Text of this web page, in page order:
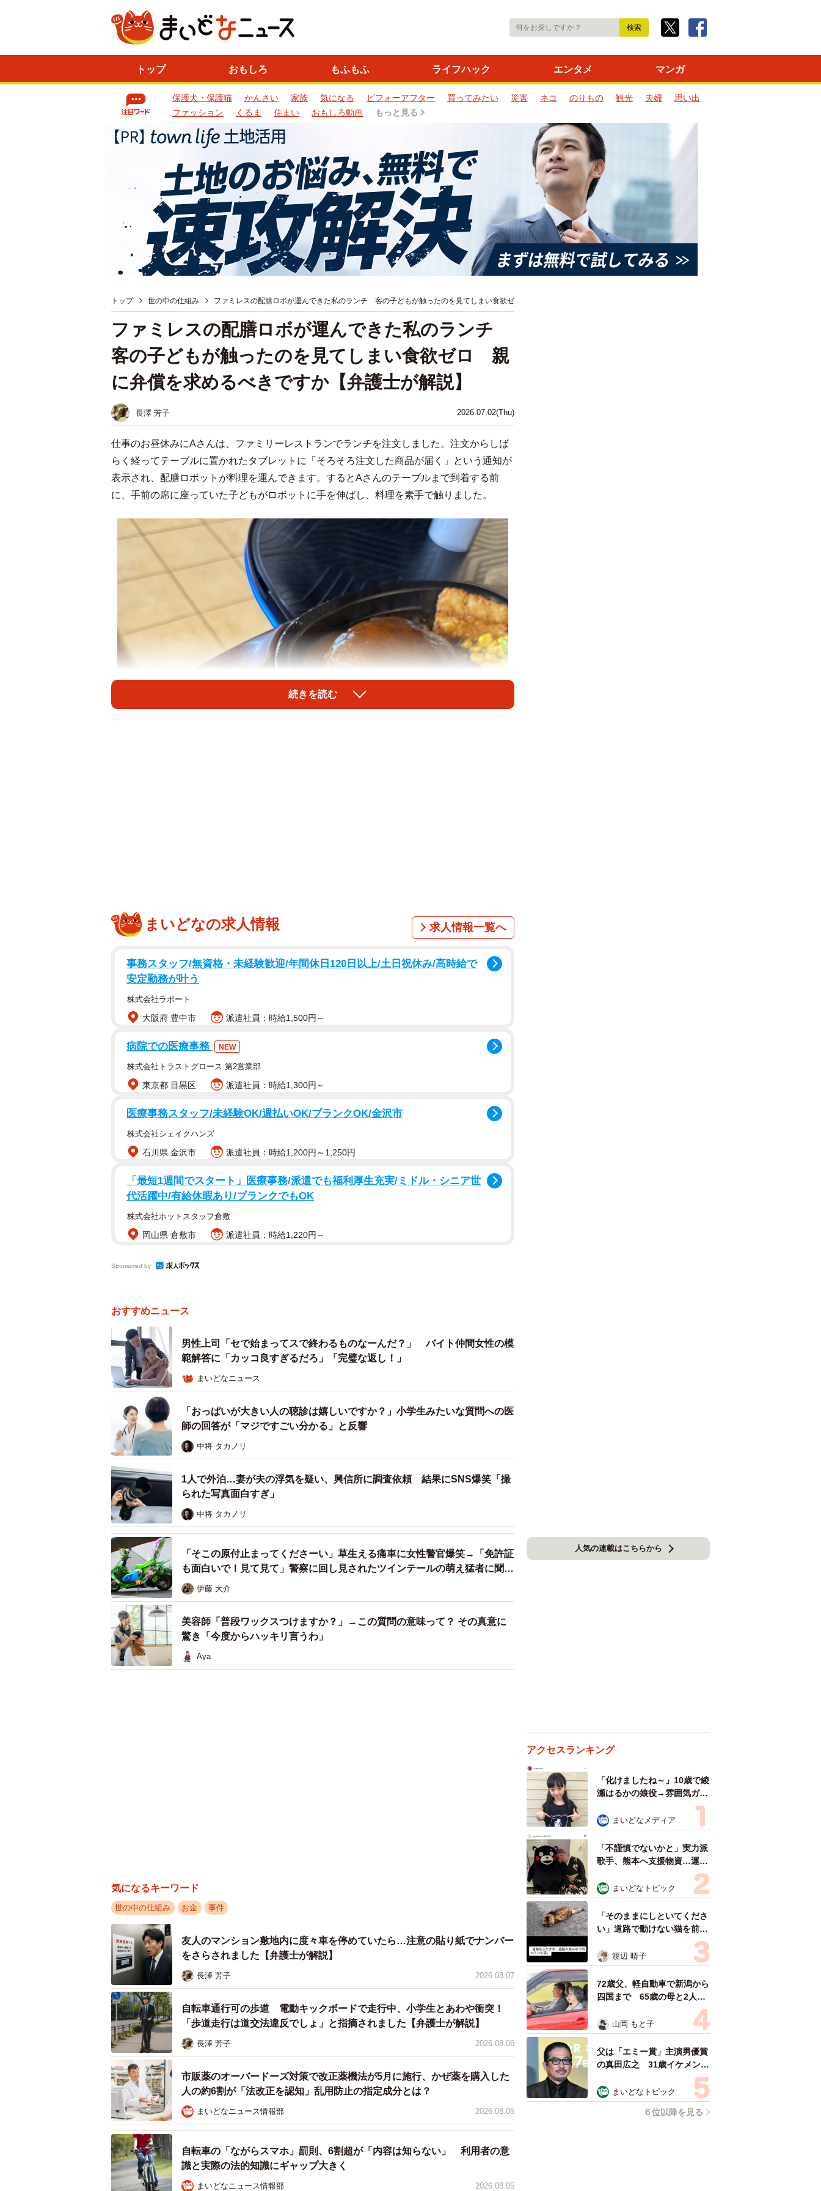
トップ おもしろ もふもふ ライフハック エンタメ マンガ
保護犬・保護猫 かんさい 家族 気になる ビフォーアフター 買ってみたい 災害 ネコ のりもの 観光 夫婦
思い出
ファッション
くるま 住まい おもしろ動画 もっと見る
トップ 世の中の仕組み ファミレスの配膳ロボが運んできた私のランチ 客の子どもが触ったのを見てしまい食欲ゼ
2026.07.02(Thu)
ファミレスの配膳ロボが運んできた私のランチ
客の子どもが触ったのを見てしまい食欲ゼロ 親
に弁償を求めるべきですか【弁護士が解説】
長澤 芳子
仕事のお昼休みにAさんは、ファミリーレストランでランチを注文しました。注文からしば
らく経ってテーブルに置かれたタブレットに「そろそろ注文した商品が届く」という通知が
表示され、配膳ロボットが料理を運んできます。するとAさんのテーブルまで到着する前
に、手前の席に座っていた子どもがロボットに手を伸ばし、料理を素手で触りました。
せっかくの料理が台無しに… ※画像はイメージです（朱日/photoAC）
れた料理は当然食べたくないと考えたAさんですが、スタッフに新しいものを作ってほしい
と頼んでいいのか、かといって子どもの親に直接弁償を求めるのもトラブルになりそうで怖
いと悩み、対応に困ってしまいます。
でしょうか。また、法的には誰が責任を負うことになるのでしょうか。Authense法律事務所
の弁護士・新町佳史さんに話を聞きました。
―配膳ロボットが運んでいる途中の料理を他人に触られた場合、お店に新しい料理への交換
を要求することは法的に可能なのでしょうか？
文した際、客とお店の間には「飲食物提供契約」が成立します。この契約において、お店側
は「注文された料理を、衛生的で食べられる状態で客の席まで提供する義務」を負っていま
す。
店側の「料理を提供する義務」が完了していない状態です。提供が完了する前に第三者（子
したがって、Aさんはお店に対して「まだきちんとした料理を受け取っていないので、新し
いものを提供してください」と正当に要求することができます。
―もしお店側から交換を断られた場合、料理を触った子どもの親に対して代金の弁償を求め
ることはできるのでしょうか？
子どもの親に対して損害賠償の請求は理論上可能ですが、法的な構造は少し複雑です。他人
の料理を台無しにする行為は不法行為に当たり、責任能力のない幼い子どもの代わりに、親
が「監督義務者」として責任を負います（民法第714条）。
ただし注意すべき点は「その時点での料理の所有者」です。客席に届く前の料理はお店の所
有物であるため、料理を台無しにされ直接的な損害を被った第一の被害者は「お店側」とな
ります。
もしお店が交換を断り、Aさんが食べていない料理の代金を支払わざるを得なくなった場合
は、Aさんから親へその分の弁償を求めることは理論上は可能です。しかし実務上は、Aさ
んはお店に代金の支払いを拒絶し、お店側から親に対して損害賠償を請求する、というのが
本来の自然な流れと言えます。
―そもそも配膳ロボットが料理を運ぶ途中で起きたトラブルについて、お店側はどこまで法
的責任を負うことになるのでしょうか？
直接親に注意するのではなく、速やかに店員を呼び出し、客観的な事実を伝えてお店側に対
処を委ねるのが良いでしょう。子どもの親に直接弁償を求めたり注意したりすると、親が逆
上するなどして、当事者同士の感情的なトラブルに発展するリスクが高いです。
トラブルが起きたら、まずはすぐ人間のスタッフを呼びましょう。「ロボットが運んでくる
途中で、あちらのお子さんが素手で料理を触ってしまった。衛生的に食べられないので新し
いものと交換してほしい」と冷静に伝えてください。
前述の通り、この時点で料理の所有権とリスクを負担しているのはお店側です。触ってしま
った子どもとその親への対応は、お店側に任せるのが一番安全でスムーズな解決方法です。
◆新町佳史（しんまち・よしふみ） 弁護士／Authense法律事務所
これまで企業法務にも携わりつつ、現在は相続、離婚、不倫慰謝料など幅広い分野にも対
応。その累計相談件数は1万件を超える。依頼者1人ひとりと真摯に向き合い、言葉にならな
い思いや背景事情にも丁寧に耳を傾け、本音を引き出す対話を重視。スピーディーかつ友好
的な解決へ導く粘り強い交渉力を強みとする。
▽Authense法律事務所
続きを読む
まいどなの求人情報 求人情報一覧へ
事務スタッフ/無資格・未経験歓迎/年間休日120日以上/土日祝休み/高時給で
安定勤務が叶う
株式会社ラポート
大阪府 豊中市 派遣社員：時給1,500円～
病院での医療事務 NEW
株式会社トラストグロース 第2営業部
東京都 目黒区 派遣社員：時給1,300円～
医療事務スタッフ/未経験OK/週払いOK/ブランクOK/金沢市
株式会社シェイクハンズ
石川県 金沢市 派遣社員：時給1,200円～1,250円
「最短1週間でスタート」医療事務/派遣でも福利厚生充実/ミドル・シニア世
代活躍中/有給休暇あり/ブランクでもOK
株式会社ホットスタッフ倉敷
岡山県 倉敷市 派遣社員：時給1,220円～
Sponsored by
おすすめニュース
男性上司「セで始まってスで終わるものなーんだ？」 バイト仲間女性の模
範解答に「カッコ良すぎるだろ」「完璧な返し！」
まいどなニュース
「おっぱいが大きい人の聴診は嬉しいですか？」小学生みたいな質問への医
師の回答が「マジですごい分かる」と反響
中将 タカノリ
1人で外泊…妻が夫の浮気を疑い、興信所に調査依頼 結果にSNS爆笑「撮
られた写真面白すぎ」
中将 タカノリ
「そこの原付止まってくださーい」草生える痛車に女性警官爆笑→「免許証
も面白いで！見て見て」警察に回し見されたツインテールの萌え猛者に聞い
た
伊藤 大介
美容師「普段ワックスつけますか？」→この質問の意味って？ その真意に
驚き「今度からハッキリ言うわ」
Aya
気になるキーワード
世の中の仕組み お金 事件
友人のマンション敷地内に度々車を停めていたら…注意の貼り紙でナンバー
をさらされました【弁護士が解説】
長澤 芳子 2026.08.07
自転車通行可の歩道 電動キックボードで走行中、小学生とあわや衝突！
「歩道走行は道交法違反でしょ」と指摘されました【弁護士が解説】
長澤 芳子 2026.08.06
市販薬のオーバードーズ対策で改正薬機法が5月に施行、かぜ薬を購入した
人の約6割が「法改正を認知」乱用防止の指定成分とは？
まいどなニュース情報部 2026.08.05
自転車の「ながらスマホ」罰則、6割超が「内容は知らない」 利用者の意
識と実際の法的知識にギャップ大きく
まいどなニュース情報部 2026.08.05
人気の連載はこちらから
アクセスランキング
「化けましたね～」10歳で綾
瀬はるかの娘役→雰囲気ガラ
リの18歳に成長 「メイクで
雰囲気が」「宝塚に入れそ
う」
まいどなメディア
「不謹慎でないかと」実力派
歌手、熊本へ支援物資…運搬
トラックの車体デザインにた
めらい 「痛いほど伝わる」
「行動され立派」
まいどなトピック
「そのままにしといてくださ
い」道路で動けない猫を前に
返された一言… 懸命に生き
ようとした4日間 「命の重
さはみんな同じ」保護団体代
表の訴え
渡辺 晴子
72歳父、軽自動車で新潟から
四国まで 65歳の母と2人で
3泊4日の旅 パーキングの休
憩まで分刻み… 「大学生で
も組まねえよ！」
山岡 もと子
父は「エミー賞」主演男優賞
の真田広之 31歳イケメン俳
優が長髪ヒゲのワイルド近影
「ガチヒロさんそっくり」
「新たな一面もステキ」
まいどなトピック
６位以降を見る